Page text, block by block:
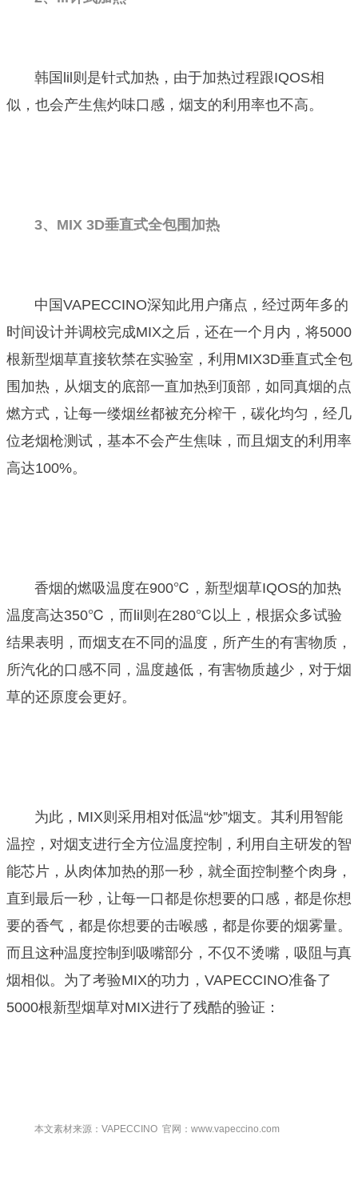
韩国lil则是针式加热，由于加热过程跟IQOS相
似，也会产生焦灼味口感，烟支的利用率也不高。
3、MIX 3D垂直式全包围加热
中国VAPECCINO深知此用户痛点，经过两年多的
时间设计并调校完成MIX之后，还在一个月内，将5000
根新型烟草直接软禁在实验室，利用MIX3D垂直式全包
围加热，从烟支的底部一直加热到顶部，如同真烟的点
燃方式，让每一缕烟丝都被充分榨干，碳化均匀，经几
位老烟枪测试，基本不会产生焦味，而且烟支的利用率
高达100%。
香烟的燃吸温度在900℃，新型烟草IQOS的加热
温度高达350℃，而lil则在280℃以上，根据众多试验
结果表明，而烟支在不同的温度，所产生的有害物质，
所汽化的口感不同，温度越低，有害物质越少，对于烟
草的还原度会更好。
为此，MIX则采用相对低温“炒”烟支。其利用智能
温控，对烟支进行全方位温度控制，利用自主研发的智
能芯片，从肉体加热的那一秒，就全面控制整个肉身，
直到最后一秒，让每一口都是你想要的口感，都是你想
要的香气，都是你想要的击喉感，都是你要的烟雾量。
而且这种温度控制到吸嘴部分，不仅不烫嘴，吸阻与真
烟相似。为了考验MIX的功力，VAPECCINO准备了
5000根新型烟草对MIX进行了残酷的验证：
本文素材来源：VAPECCINO 官网：www.vapeccino.com